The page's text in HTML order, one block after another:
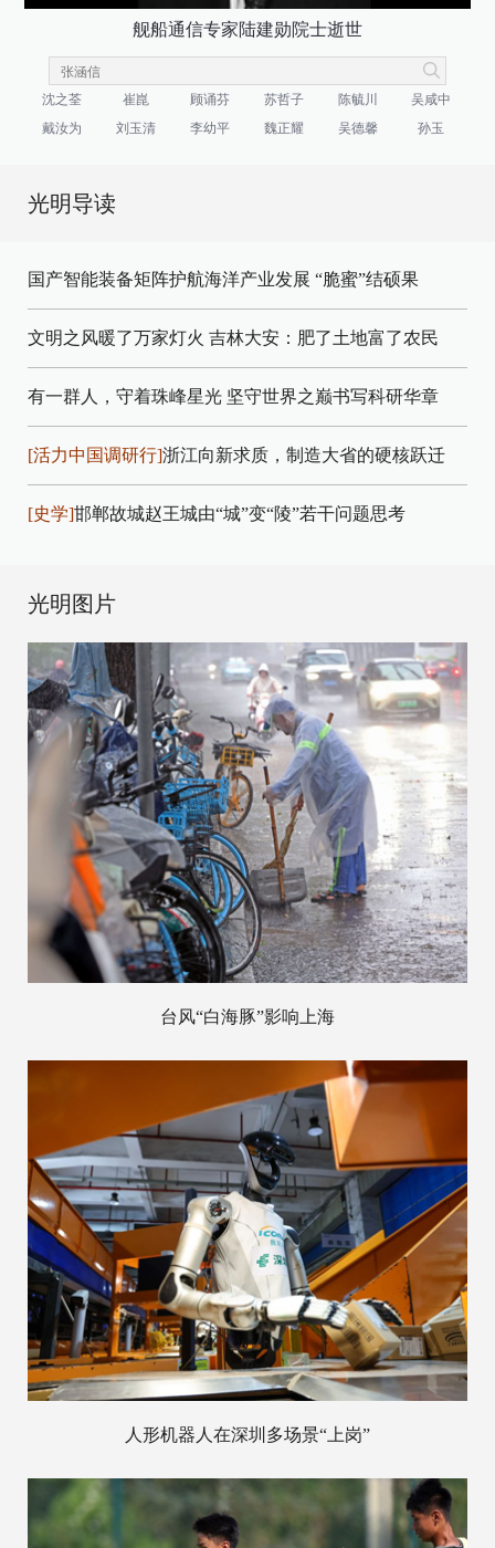
舰船通信专家陆建勋院士逝世
沈之荃 崔崑 顾诵芬 苏哲子 陈毓川
吴咸中
戴汝为
刘玉清 李幼平 魏正耀 吴德馨 孙玉
光明导读
国产智能装备矩阵护航海洋产业发展 “脆蜜”结硕果
文明之风暖了万家灯火 吉林大安：肥了土地富了农民
有一群人，守着珠峰星光 坚守世界之巅书写科研华章
[活力中国调研行]浙江向新求质，制造大省的硬核跃迁
[史学]邯郸故城赵王城由“城”变“陵”若干问题思考
光明图片
台风“白海豚”影响上海
人形机器人在深圳多场景“上岗”